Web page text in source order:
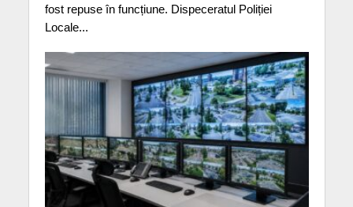
fost repuse în funcțiune. Dispeceratul Poliției
Locale...